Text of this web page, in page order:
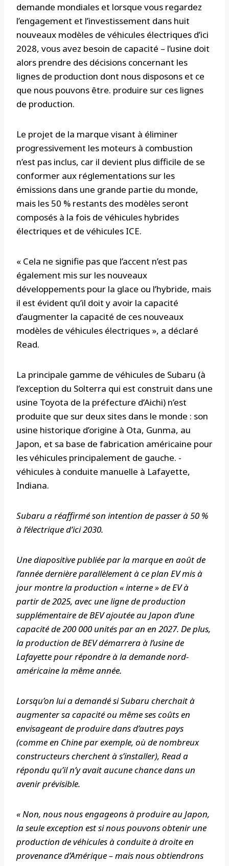
demande mondiales et lorsque vous regardez
l’engagement et l’investissement dans huit
nouveaux modèles de véhicules électriques d’ici
2028, vous avez besoin de capacité – l’usine doit
alors prendre des décisions concernant les
lignes de production dont nous disposons et ce
que nous pouvons être. produire sur ces lignes
de production.
Le projet de la marque visant à éliminer
progressivement les moteurs à combustion
n’est pas inclus, car il devient plus difficile de se
conformer aux réglementations sur les
émissions dans une grande partie du monde,
mais les 50 % restants des modèles seront
composés à la fois de véhicules hybrides
électriques et de véhicules ICE.
« Cela ne signifie pas que l’accent n’est pas
également mis sur les nouveaux
développements pour la glace ou l’hybride, mais
il est évident qu’il doit y avoir la capacité
d’augmenter la capacité de ces nouveaux
modèles de véhicules électriques », a déclaré
Read.
La principale gamme de véhicules de Subaru (à
l’exception du Solterra qui est construit dans une
usine Toyota de la préfecture d’Aichi) n’est
produite que sur deux sites dans le monde : son
usine historique d’origine à Ota, Gunma, au
Japon, et sa base de fabrication américaine pour
les véhicules principalement de gauche. -
véhicules à conduite manuelle à Lafayette,
Indiana.
Subaru a réaffirmé son intention de passer à 50 %
à l’électrique d’ici 2030.
Une diapositive publiée par la marque en août de
l’année dernière parallèlement à ce plan EV mis à
jour montre la production « interne » de EV à
partir de 2025, avec une ligne de production
supplémentaire de BEV ajoutée au Japon d’une
capacité de 200 000 unités par an en 2027. De plus,
la production de BEV démarrera à l’usine de
Lafayette pour répondre à la demande nord-
américaine la même année.
Lorsqu’on lui a demandé si Subaru cherchait à
augmenter sa capacité ou même ses coûts en
envisageant de produire dans d’autres pays
(comme en Chine par exemple, où de nombreux
constructeurs cherchent à s’installer), Read a
répondu qu’il n’y avait aucune chance dans un
avenir prévisible.
« Non, nous nous engageons à produire au Japon,
la seule exception est si nous pouvons obtenir une
production de véhicules à conduite à droite en
provenance d’Amérique – mais nous obtiendrons